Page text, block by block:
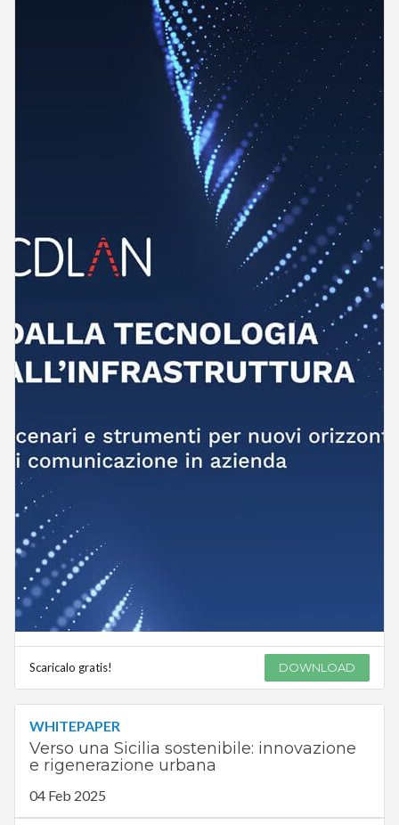
Scaricalo gratis! DOWNLOAD
WHITEPAPER
Verso una Sicilia sostenibile: innovazione
e rigenerazione urbana
04 Feb 2025